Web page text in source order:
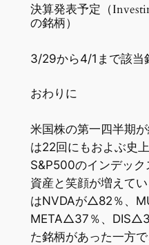
決算発表予定（
の銘柄）
3/29から4/1まで該当
おわりに
米国株の第一四半期
は22回にもおよぶ史
S&P500のインデッ
資産と笑顔が増えて
はNVDAが△82％、
META△37％、
た銘柄があった一方